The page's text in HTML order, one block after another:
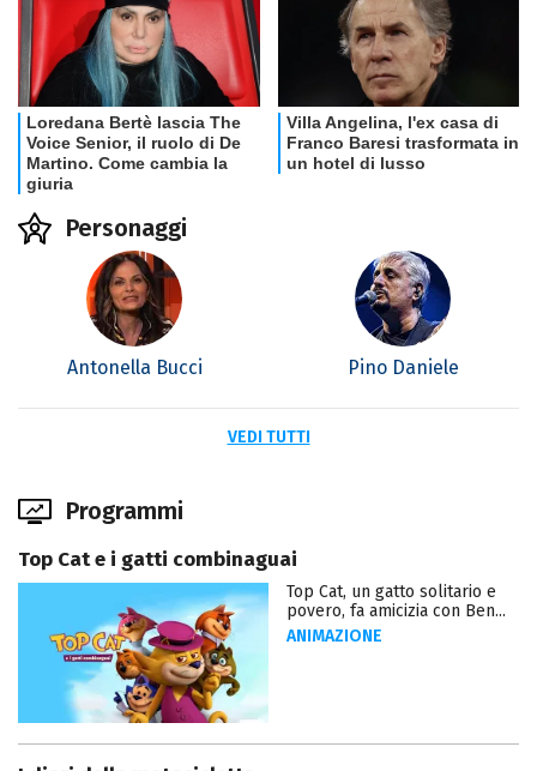
Personaggi
Antonella Bucci Pino Daniele
VEDI TUTTI
Programmi
Top Cat e i gatti combinaguai
Top Cat, un gatto solitario e
povero, fa amicizia con Ben...
ANIMAZIONE